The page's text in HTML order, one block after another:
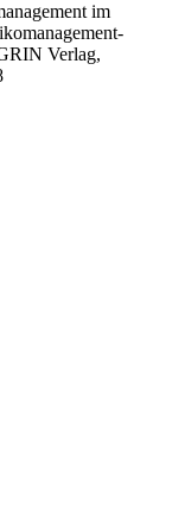
im
Verlag,